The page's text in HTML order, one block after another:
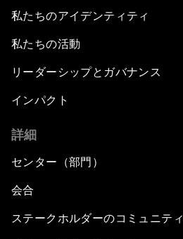
私たちのアイデンティティ
私たちの活動
リーダーシップとガバナンス
インパクト
詳細
センター（部門）
会合
ステークホルダーのコミュニティ